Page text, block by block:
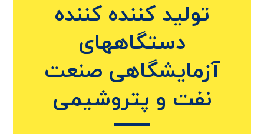
تولید کننده کننده
دستگاههای
آزمایشگاهی صنعت
نفت و پتروشیمی